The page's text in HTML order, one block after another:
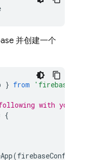
并创建一个
} from 'firebase/
following with your
{
(firebaseConfig